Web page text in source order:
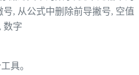
, 从公式中删除前导撇号, 空值,
数字
具。